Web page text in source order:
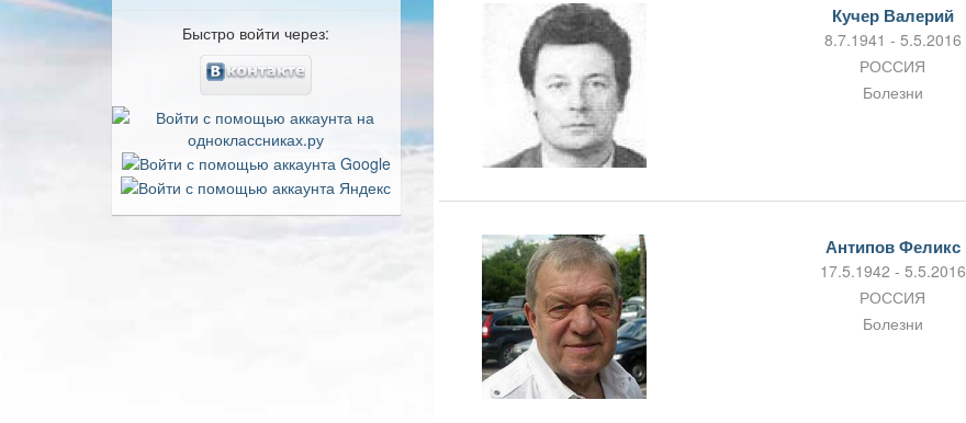
Кучер Валерий
8.7.1941 - 5.5.2016
РОССИЯ
Болезни
Антипов Феликс
17.5.1942 - 5.5.2016
РОССИЯ
Болезни
Быстро войти через: